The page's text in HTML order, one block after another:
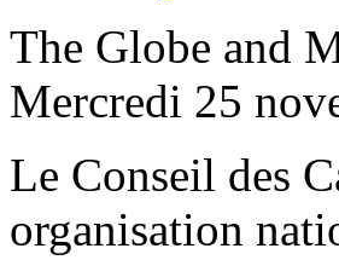
The Globe and
Mercredi 25
Le Conseil des
organisation